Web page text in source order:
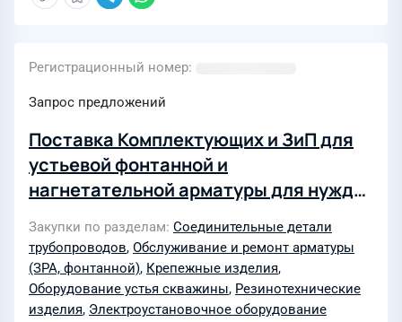
Регистрационный номер
Запрос предложений
Поставка Комплектующих и ЗиП для
устьевой фонтанной и
нагнетательной арматуры для нужд
Закупки по разделам Соединительные детали
трубопроводов, Обслуживание и ремонт арматуры
(ЗРА, фонтанной), Крепежные изделия,
Оборудование устья скважины, Резинотехнические
изделия, Электроустановочное оборудование